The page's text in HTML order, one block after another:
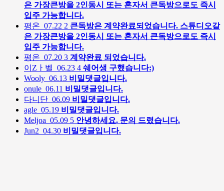
은 가장큰방을 2인동시 또는 혼자서 큰독방으로도 즉시
입주 가능합니다.
평온 07.22 2 큰독방은 계약완료되었습니다. 스튜디오같
은 가장큰방을 2인동시 또는 혼자서 큰독방으로도 즉시
입주 가능합니다.
평온 07.20 3 계약완료 되었습니다.
이Zㅏ벨 06.23 4 쉐어생 구했습니다:)
Wooly 06.13 비밀댓글입니다.
onule 06.11 비밀댓글입니다.
다니단 06.09 비밀댓글입니다.
agle 05.19 비밀댓글입니다.
Meljoa 05.09 5 안녕하세요. 문의 드렸습니다.
Jun2 04.30 비밀댓글입니다.